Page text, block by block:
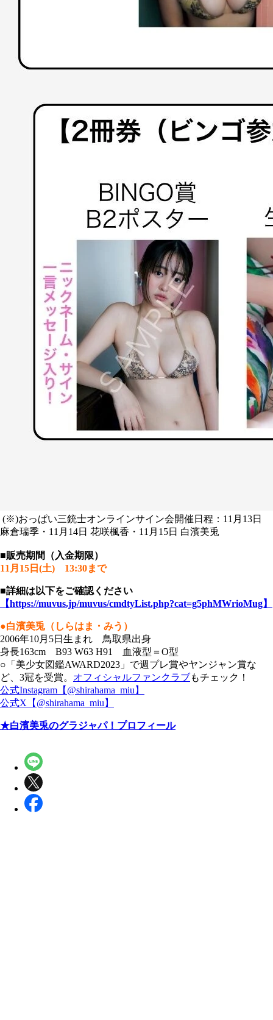
(※)おっぱい三銃士オンラインサイン会開催日程：11月13日
麻倉瑞季・11月14日 花咲楓香・11月15日 白濱美兎
■販売期間（入金期限）
11月15日(土) 13:30まで
■詳細は以下をご確認ください
【https://muvus.jp/muvus/cmdtyList.php?cat=g5phMWrioMug】
●白濱美兎（しらはま・みう）
2006年10月5日生まれ 鳥取県出身
身長163cm B93 W63 H91 血液型＝O型
○「美少女図鑑AWARD2023」で週プレ賞やヤンジャン賞な
ど、3冠を受賞。 オフィシャルファンクラブもチェック！
公式Instagram【@shirahama_miu】
公式X【@shirahama_miu】
★白濱美兎のグラジャパ！プロフィール